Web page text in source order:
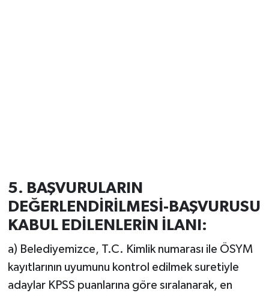
5. BAŞVURULARIN
DEĞERLENDİRİLMESİ-BAŞVURUSU
KABUL EDİLENLERİN İLANI:
a) Belediyemizce, T.C. Kimlik numarası ile ÖSYM
kayıtlarının uyumunu kontrol edilmek suretiyle
adaylar KPSS puanlarına göre sıralanarak, en